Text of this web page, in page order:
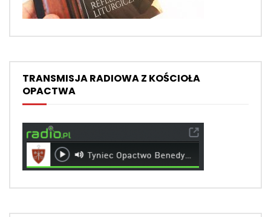
TRANSMISJA RADIOWA Z KOŚCIOŁA
OPACTWA